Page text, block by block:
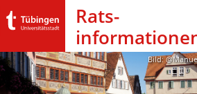
Rats­
Bild: